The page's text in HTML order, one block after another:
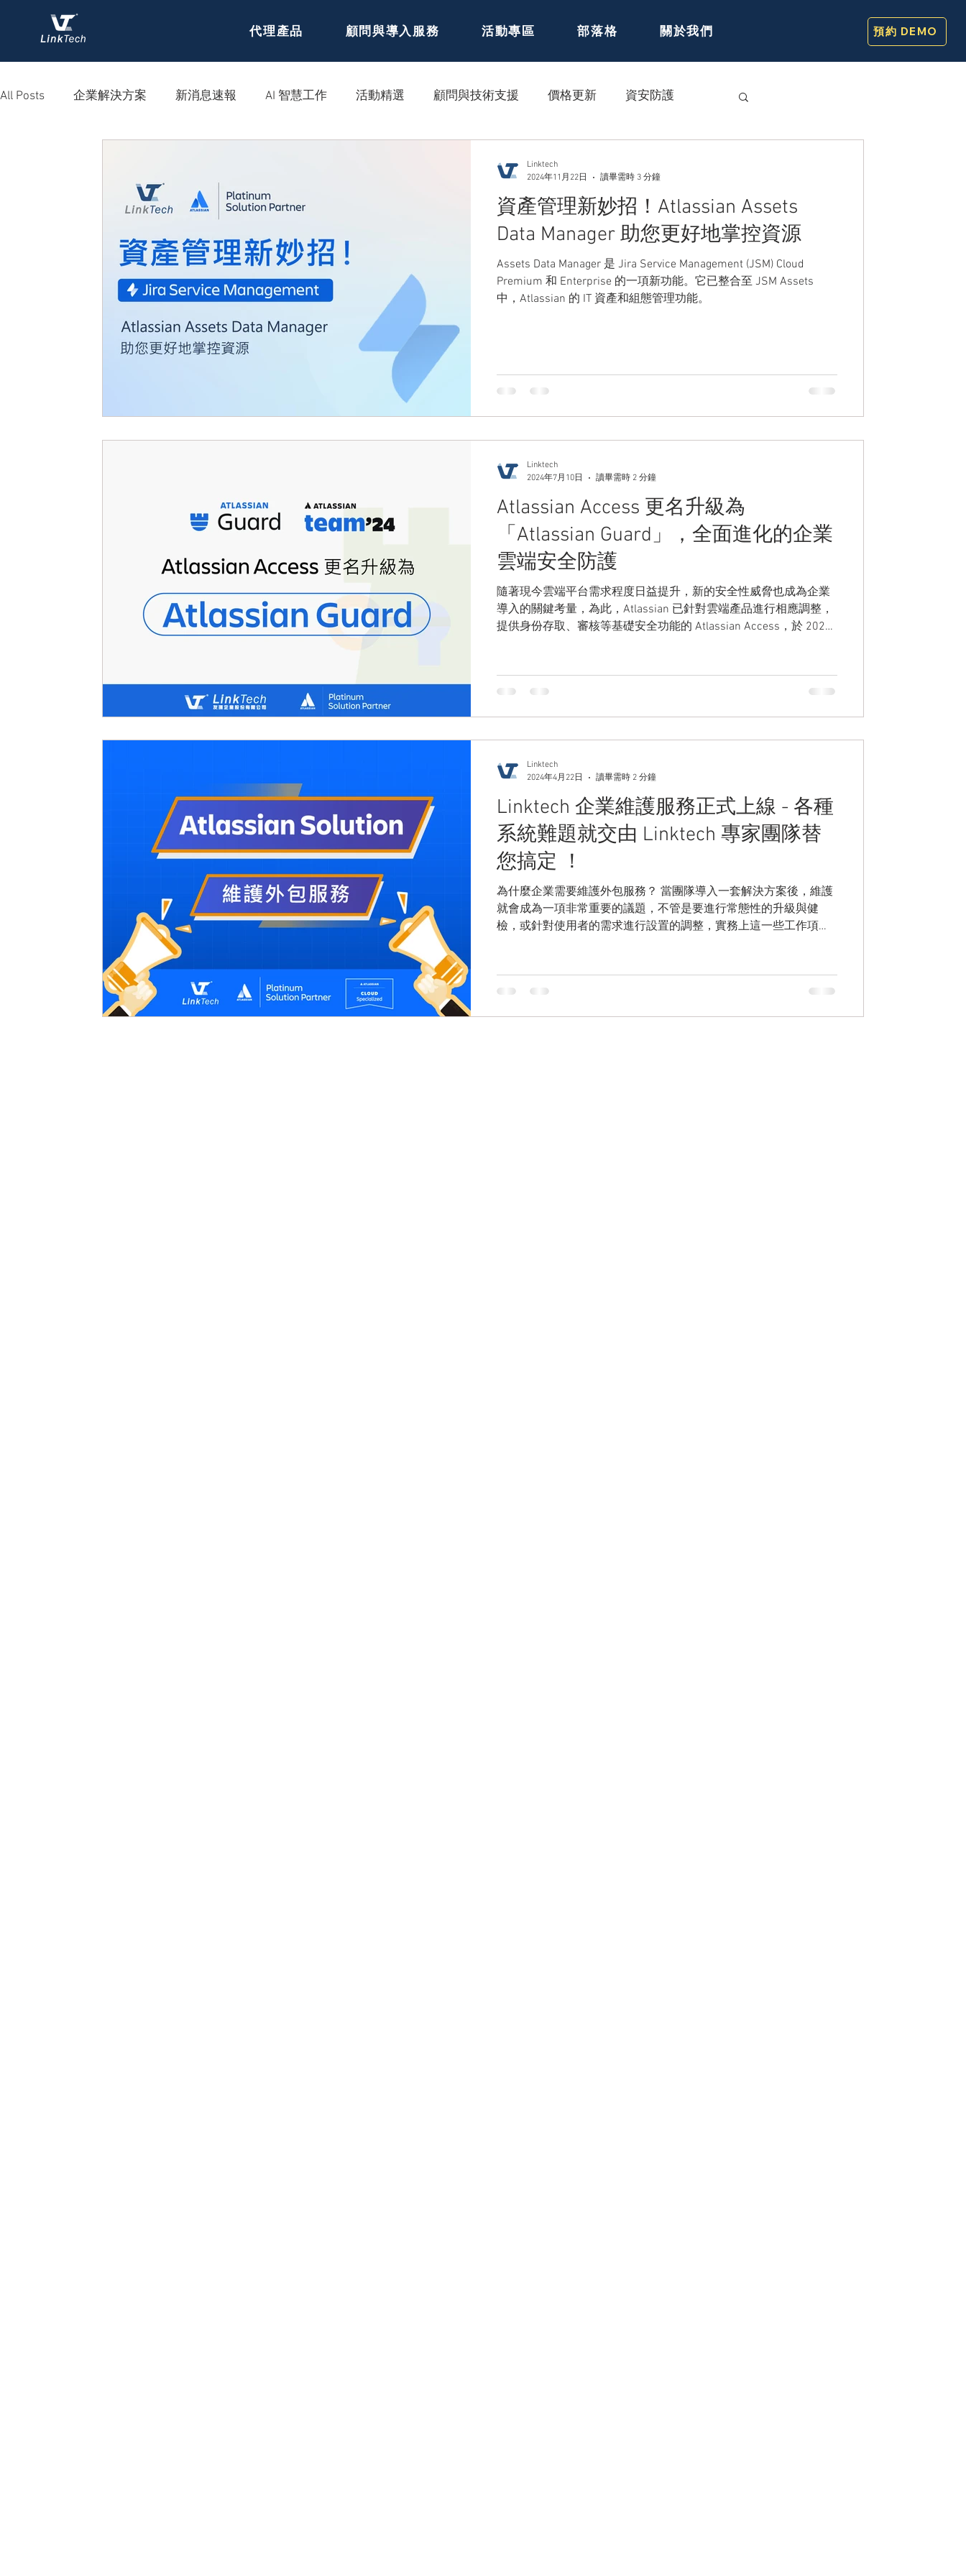
代理產品 顧問與導入服務 活動專區 部落格 關於我們 預約 DEMO
All Posts 企業解決方案 新消息速報 AI 智慧工作 活動精選 顧問與技術支援 價格更新 資安防護
資產管理新妙招！Atlassian Assets
Data Manager 助您更好地掌控資源
Assets Data Manager 是 Jira Service Management (JSM) Cloud
Premium 和 Enterprise 的一項新功能。它已整合至 JSM Assets
中，Atlassian 的 IT 資產和組態管理功能。
Linktech
2024年11月22日
讀畢需時 3 分鐘
Atlassian Access 更名升級為
「Atlassian Guard」，全面進化的企業
雲端安全防護
隨著現今雲端平台需求程度日益提升，新的安全性威脅也成為企業
導入的關鍵考量，為此，Atlassian 已針對雲端產品進行相應調整，
提供身份存取、審核等基礎安全功能的 Atlassian Access，於 2024
Linktech
2024年7月10日
讀畢需時 2 分鐘
Linktech 企業維護服務正式上線 - 各種
系統難題就交由 Linktech 專家團隊替
您搞定 ！
為什麼企業需要維護外包服務？ 當團隊導入一套解決方案後，維護
就會成為一項非常重要的議題，不管是要進行常態性的升級與健
檢，或針對使用者的需求進行設置的調整，實務上這一些工作項目
Linktech
2024年4月22日
讀畢需時 2 分鐘